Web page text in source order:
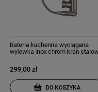
Bateria kuchenna wyciągana
wylewka inox chrom kran
299,00 zł
DO KOSZYKA